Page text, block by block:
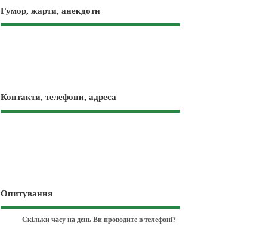
Гумор, жарти, анекдоти
Контакти, телефони, адреса
Опитування
Скільки часу на день Ви проводите в телефоні?